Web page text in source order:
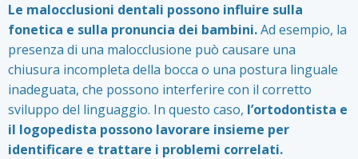
Le malocclusioni dentali possono influire sulla
fonetica e sulla pronuncia dei bambini.Ad esempio, la
presenza di una malocclusione può causare una
chiusura incompleta della bocca o una postura linguale
inadeguata, che possono interferire con il corretto
sviluppo del linguaggio. In questo caso, l’ortodontista e
il logopedista possono lavorare insieme per
identificare e trattare i problemi correlati.